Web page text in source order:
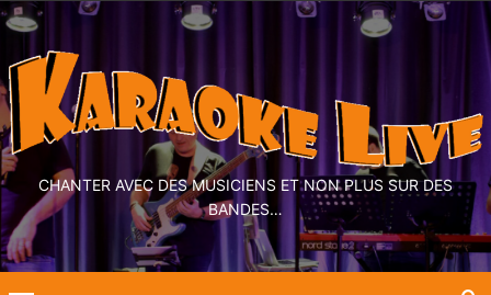
CHANTER AVEC DES MUSICIENS ET NON PLUS SUR DES
BANDES…